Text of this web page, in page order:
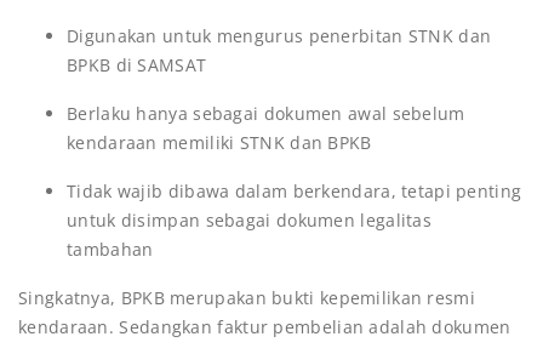
Digunakan untuk mengurus penerbitan STNK dan
BPKB di SAMSAT
Berlaku hanya sebagai dokumen awal sebelum
kendaraan memiliki STNK dan BPKB
Tidak wajib dibawa dalam berkendara, tetapi penting
untuk disimpan sebagai dokumen legalitas
tambahan
Singkatnya, BPKB merupakan bukti kepemilikan resmi
kendaraan. Sedangkan faktur pembelian adalah dokumen